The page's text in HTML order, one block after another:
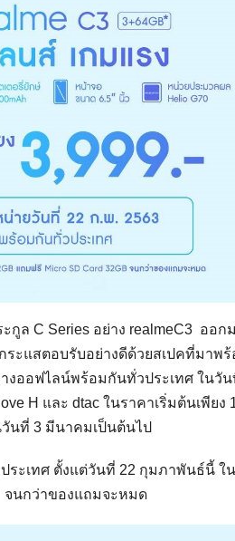
ล C Series อย่าง realmeC3 ออก
ระแสตอบรับอย่างดีด้วยสเปคที่มาพ
งออฟไลน์พร้อมกันทั่วประเทศ ในวัน
H และ dtac ในราคาเริ่มต้นเพียง
วันที่ 3 มีนาคมเป็นต้นไป
ระเทศ ตั้งแต่วันที่ 22 กุมภาพันธ์นี้ ใ
จนกว่าของแถมจะหมด